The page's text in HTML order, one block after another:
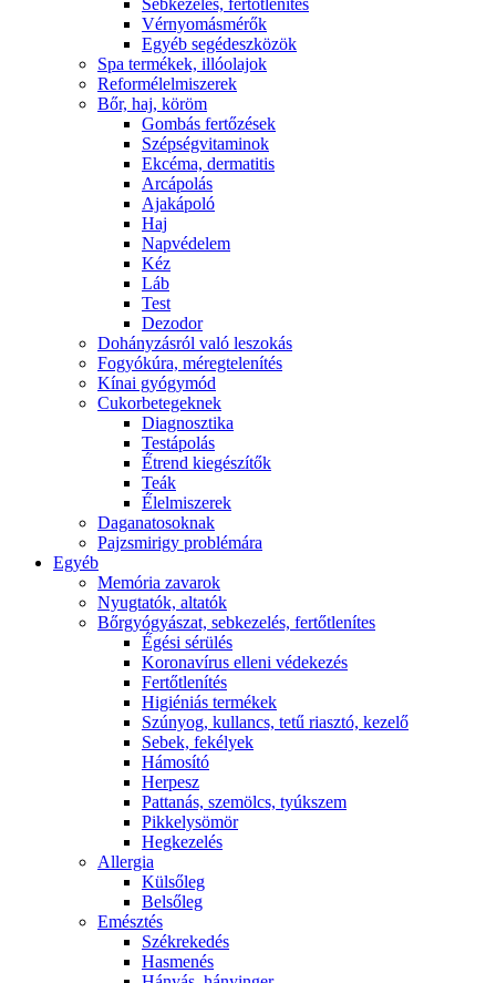
Sebkezelés, fertőtlenítés
Vérnyomásmérők
Egyéb segédeszközök
Spa termékek, illóolajok
Reformélelmiszerek
Bőr, haj, köröm
Gombás fertőzések
Szépségvitaminok
Ekcéma, dermatitis
Arcápolás
Ajakápoló
Haj
Napvédelem
Kéz
Láb
Test
Dezodor
Dohányzásról való leszokás
Fogyókúra, méregtelenítés
Kínai gyógymód
Cukorbetegeknek
Diagnosztika
Testápolás
É́trend kiegészítők
Teák
É́lelmiszerek
Daganatosoknak
Pajzsmirigy problémára
Egyéb
Memória zavarok
Nyugtatók, altatók
Bőrgyógyászat, sebkezelés, fertőtlenítes
É́gési sérülés
Koronavírus elleni védekezés
Fertőtlenítés
Higiéniás termékek
Szúnyog, kullancs, tetű riasztó, kezelő
Sebek, fekélyek
Hámosító
Herpesz
Pattanás, szemölcs, tyúkszem
Pikkelysömör
Hegkezelés
Allergia
Külsőleg
Belsőleg
Emésztés
Székrekedés
Hasmenés